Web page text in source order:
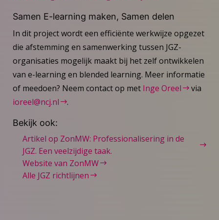
Samen E-learning maken, Samen delen
In dit project wordt een efficiënte werkwijze opgezet
die afstemming en samenwerking tussen JGZ-
organisaties mogelijk maakt bij het zelf ontwikkelen
van e-learning en blended learning. Meer informatie
of meedoen? Neem contact op met Inge Oreel
via
ioreel@ncj.nl
.
Bekijk ook:
Artikel op ZonMW: Professionalisering in de
JGZ. Een veelzijdige taak.
Website van ZonMW
Alle JGZ richtlijnen